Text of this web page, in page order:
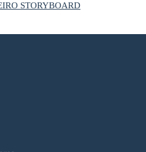
STORYBOARD